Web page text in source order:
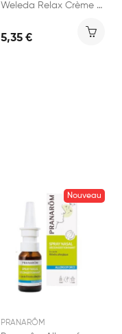
Weleda Relax Crème de Douche 200ml
5,35 €
Nouveau
PRANARÔM